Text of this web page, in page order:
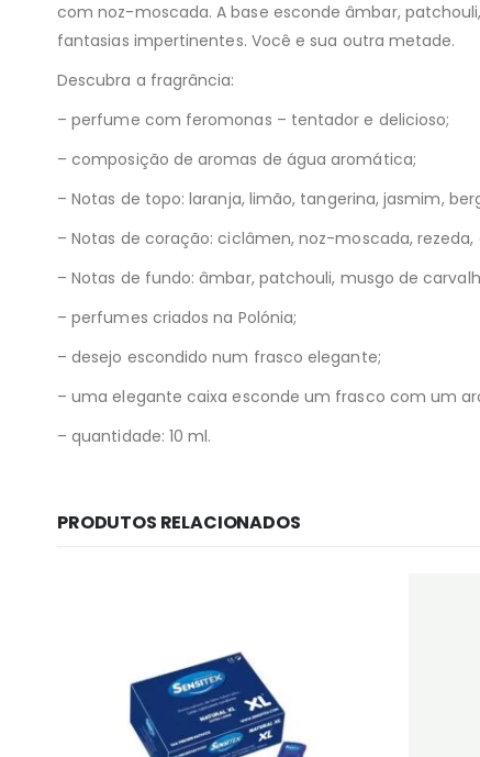
com noz-moscada. A base esconde âmbar,
fantasias impertinentes. Você e sua outra metade.
Descubra a fragrância:
– perfume com feromonas – tentador e delicioso;
– composição de aromas de água aromática;
– Notas de topo: laranja, limão, tangerina, jasmim,
– Notas de coração: ciclâmen, noz-moscada,
– Notas de fundo: âmbar, patchouli, musgo de
– perfumes criados na Polónia;
– desejo escondido num frasco elegante;
– uma elegante caixa esconde um frasco com um
– quantidade: 10 ml.
PRODUTOS RELACIONADOS